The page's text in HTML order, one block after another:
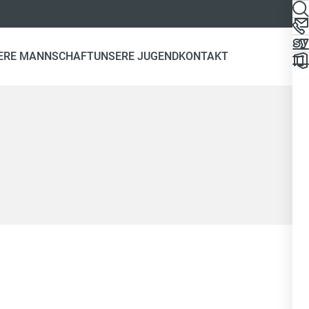
MANNSCHAFTUNSERE JUGENDKONTAKT